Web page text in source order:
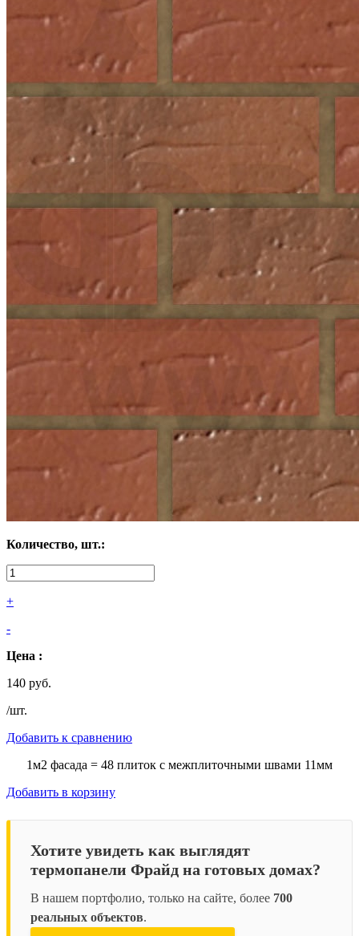
Количество, шт.:
+
-
Цена :
140 руб.
/шт.
Добавить к сравнению
1м2 фасада = 48 плиток с межплиточными швами 11мм
Добавить в корзину
Хотите увидеть как выглядят
термопанели Фрайд на готовых домах?
В нашем портфолио, только на сайте, более 700
реальных объектов.